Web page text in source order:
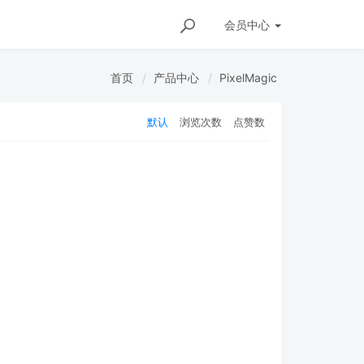
会员中心
首页 产品中心 PixelMagic
默认 浏览次数 点赞数